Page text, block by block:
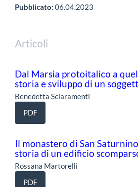
Pubblicato: 06.04.2023
Articoli
Dal Marsia protoitalico a
storia e sviluppo di un
Benedetta Sciaramenti
PDF
Il monastero di San
storia di un edificio
Rossana Martorelli
PDF